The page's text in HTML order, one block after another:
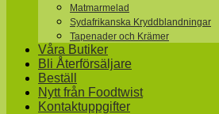
Matmarmelad
Sydafrikanska Kryddblandningar
Tapenader och Krämer
Våra Butiker
Bli Återförsäljare
Beställ
Nytt från Foodtwist
Kontaktuppgifter